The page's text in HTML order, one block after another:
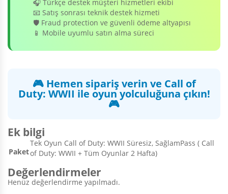
🎧 Türkçe destek müşteri hizmetleri ekibi
📧 Satış sonrası teknik destek hizmeti
🛡️ Fraud protection ve güvenli ödeme altyapısı
📱 Mobile uyumlu satın alma süreci
🎮 Hemen sipariş verin ve Call of
Duty: WWII ile oyun yolculuğuna çıkın!
🎮
Ek bilgi
Paket
Tek Oyun Call of Duty: WWII Süresiz, SağlamPass ( Call
of Duty: WWII + Tüm Oyunlar 2 Hafta)
Değerlendirmeler
Henüz değerlendirme yapılmadı.